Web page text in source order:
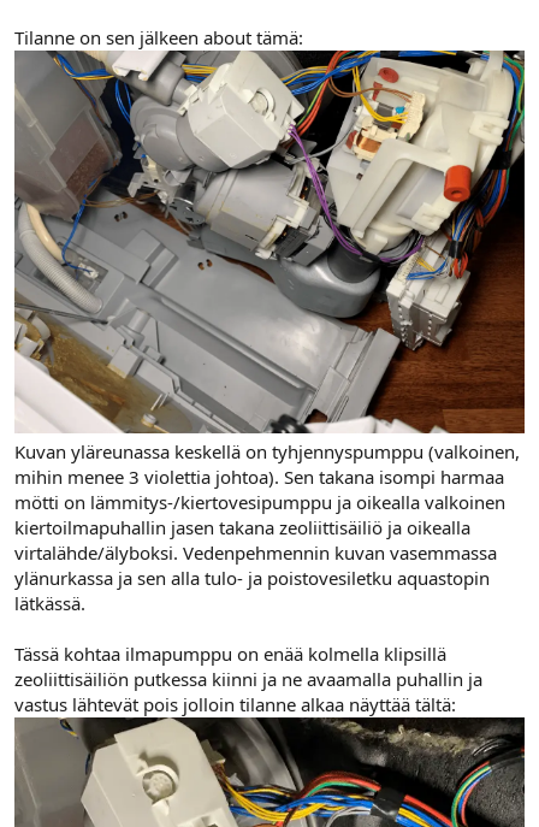
Tilanne on sen jälkeen about tämä:
Kuvan yläreunassa keskellä on tyhjennyspumppu (valkoinen,
mihin menee 3 violettia johtoa). Sen takana isompi harmaa
mötti on lämmitys-/kiertovesipumppu ja oikealla valkoinen
kiertoilmapuhallin jasen takana zeoliittisäiliö ja oikealla
virtalähde/älyboksi. Vedenpehmennin kuvan vasemmassa
ylänurkassa ja sen alla tulo- ja poistovesiletku aquastopin
lätkässä.
Tässä kohtaa ilmapumppu on enää kolmella klipsillä
zeoliittisäiliön putkessa kiinni ja ne avaamalla puhallin ja
vastus lähtevät pois jolloin tilanne alkaa näyttää tältä: